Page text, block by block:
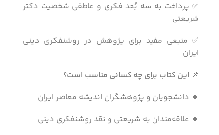
✅ پرداخت به سه بُعد فکری و عاطفی شخصیت دکتر
شریعتی
✅ منبعی مفید برای پژوهش در روشنفکری دینی
ایران
📌 این کتاب برای چه کسانی مناسب است؟
🔸 دانشجویان و پژوهشگران اندیشه معاصر ایران
🔸 علاقه‌مندان به شریعتی و نقد روشنفکری دینی